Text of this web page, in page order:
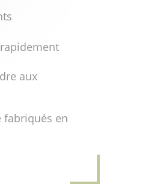
aux
fabriqués en